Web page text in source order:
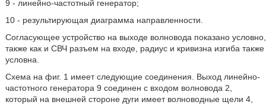
9 - линейно-частотный генератор;
10 - результирующая диаграмма направленности.
Согласующее устройство на выходе волновода показано условно,
также как и СВЧ разъем на входе, радиус и кривизна изгиба также
условна.
Схема на фиг. 1 имеет следующие соединения. Выход линейно-
частотного генератора 9 соединен с входом волновода 2,
который на внешней стороне дуги имеет волноводные щели 4,